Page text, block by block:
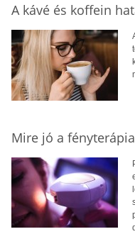
A kávé és koffein
Mire jó a